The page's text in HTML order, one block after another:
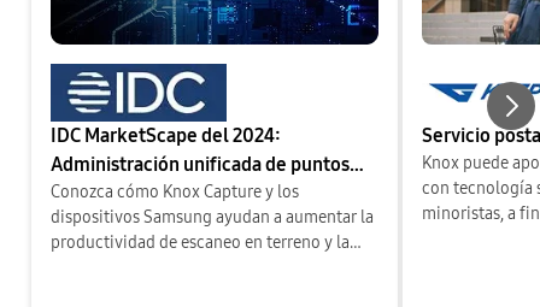
IDC MarketScape del 2024:
Administración unificada de puntos
finales a nivel global
Conozca cómo Knox Capture y los
dispositivos Samsung ayudan a aumentar la
productividad de escaneo en terreno y la
Servicio
Knox puede
con tecnología
minoristas, a